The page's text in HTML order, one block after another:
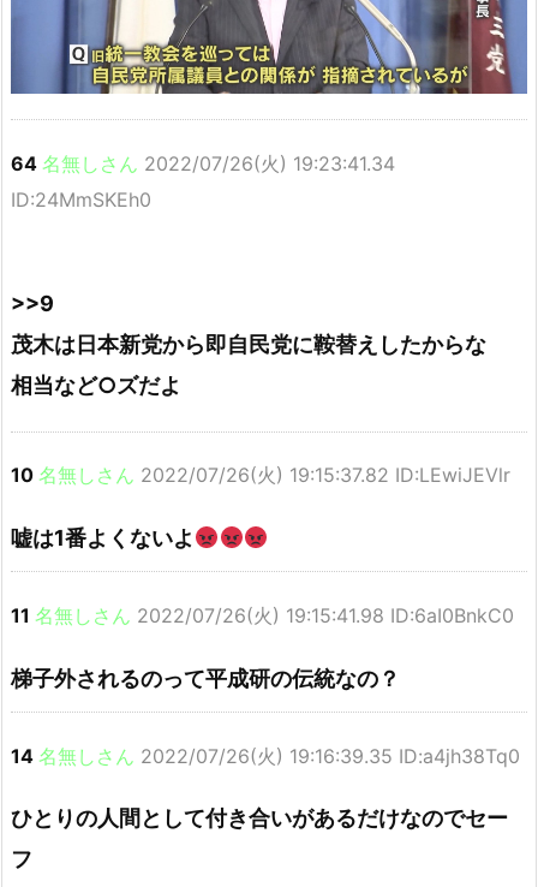
64 名無しさん 2022/07/26(火) 19:23:41.34
ID:24MmSKEh0
>>9
茂木は日本新党から即自民党に鞍替えしたからな
相当など○ズだよ
10 名無しさん 2022/07/26(火) 19:15:37.82 ID:LEwiJEVlr
嘘は1番よくないよ
11 名無しさん 2022/07/26(火) 19:15:41.98 ID:6aI0BnkC0
梯子外されるのって平成研の伝統なの？
14 名無しさん 2022/07/26(火) 19:16:39.35 ID:a4jh38Tq0
ひとりの人間として付き合いがあるだけなのでセー
フ